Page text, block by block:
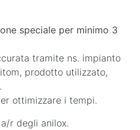
speciale per minimo 3
tramite ns. impianto
prodotto utilizzato,
ottimizzare i tempi.
r degli anilox.